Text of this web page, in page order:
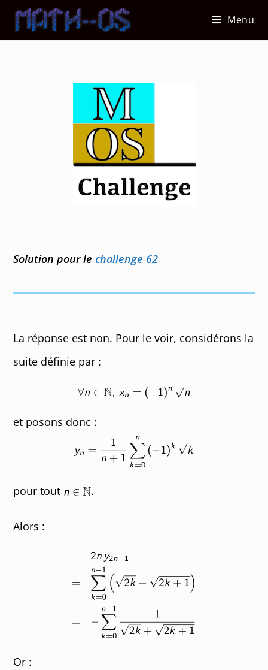
content
Menu
Solution pour lechallenge 62
La réponse est non. Pour le voir, considérons la
suite définie par :
et posons donc :
pour tout .
Alors :
Or :